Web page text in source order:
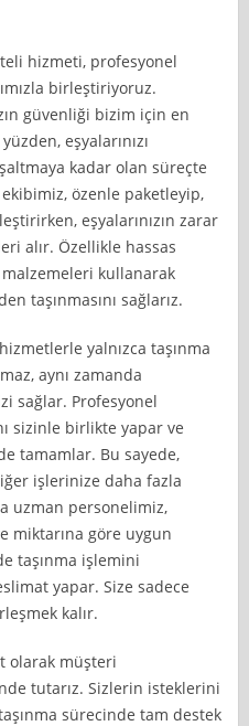
hizmeti, profesyonel
birleştiriyoruz.
güvenliği bizim için en
eşyalarınızı
kadar olan süreçte
özenle paketleyip,
eşyalarınızın zarar
alır. Özellikle hassas
malzemeleri kullanarak
taşınmasını sağlarız.
yalnızca taşınma
aynı zamanda
sağlar. Profesyonel
sizinle birlikte yapar ve
tamamlar. Bu sayede,
işlerinize daha fazla
uzman personelimiz,
miktarına göre uygun
taşınma işlemini
yapar. Size sadece
kalır.
olarak müşteri
tutarız. Sizlerin isteklerini
sürecinde tam destek